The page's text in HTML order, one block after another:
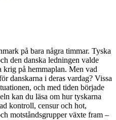
på bara några timmar. Tyska
den danska ledningen valde
krig på hemmaplan. Men vad
danskarna i deras vardag? Vissa
och med tiden började
kan du läsa om hur tyskarna
kontroll, censur och hot,
motståndsgrupper växte fram –